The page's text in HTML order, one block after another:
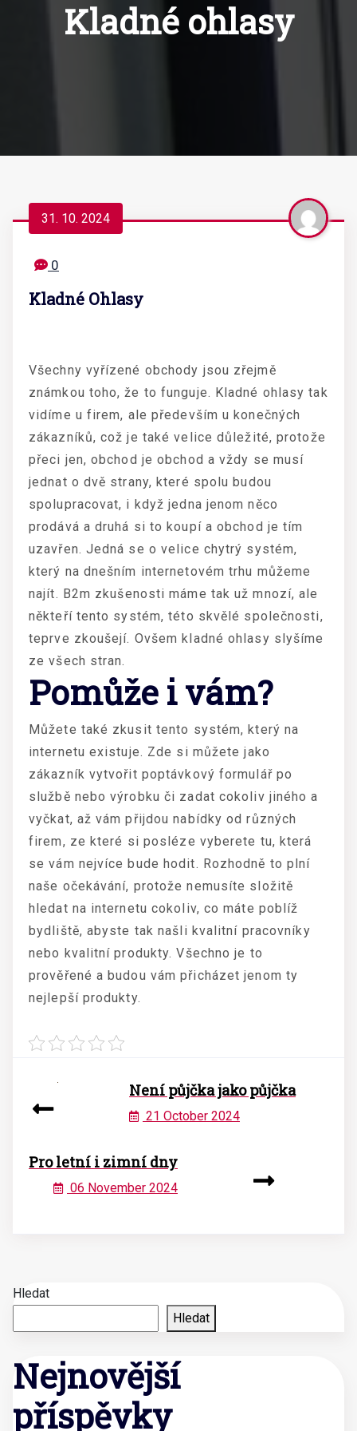
Kladné ohlasy
31. 10. 2024
0
Kladné Ohlasy
Všechny vyřízené obchody jsou zřejmě
známkou toho, že to funguje. Kladné ohlasy tak
vidíme u firem, ale především u konečných
zákazníků, což je také velice důležité, protože
přeci jen, obchod je obchod a vždy se musí
jednat o dvě strany, které spolu budou
spolupracovat, i když jedna jenom něco
prodává a druhá si to koupí a obchod je tím
uzavřen. Jedná se o velice chytrý systém,
který na dnešním internetovém trhu můžeme
najít. B2m zkušenosti máme tak už mnozí, ale
někteří tento systém, této skvělé společnosti,
teprve zkoušejí. Ovšem kladné ohlasy slyšíme
ze všech stran.
Pomůže i vám?
Můžete také zkusit tento systém, který na
internetu existuje. Zde si můžete jako
zákazník vytvořit poptávkový formulář po
službě nebo výrobku či zadat cokoliv jiného a
vyčkat, až vám přijdou nabídky od různých
firem, ze které si posléze vyberete tu, která
se vám nejvíce bude hodit. Rozhodně to plní
naše očekávání, protože nemusíte složitě
hledat na internetu cokoliv, co máte poblíž
bydliště, abyste tak našli kvalitní pracovníky
nebo kvalitní produkty. Všechno je to
prověřené a budou vám přicházet jenom ty
nejlepší produkty.
Není půjčka jako půjčka
21 October 2024
Pro letní i zimní dny
06 November 2024
Hledat
Hledat
Nejnovější
příspěvky